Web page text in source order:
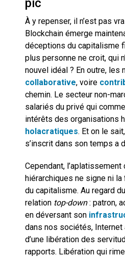
pic
À y repenser, il n’est pas
Blockchain émerge
déceptions du capitalisme
plus personne ne croit, qui
nouvel idéal ? En outre, les
collaborative, voire
chemin. Le secteur non-
salariés du privé qui
intérêts des organisations
holacratiques. Et on le
s’inscrit dans son temps a
Cependant,
hiérarchiques ne signe ni
du capitalisme. Au regard
relation top-down: patron,
en déversant son
dans nos sociétés, Internet
d’une libération des
rapports. Libération qui